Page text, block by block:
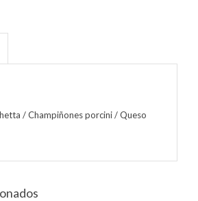
/ Champiñones porcini / Queso